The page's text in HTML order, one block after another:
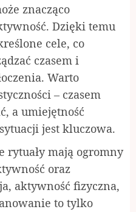
znacząco
Dzięki temu
cele, co
czasem i
Warto
– czasem
a umiejętność
jest kluczowa.
rytuały mają ogromny
oraz
aktywność fizyczna,
to tylko